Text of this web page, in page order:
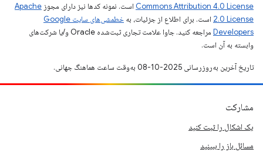
Commons Attribution 4.0 License است. نمونه کدها نیز دارای مجوز Apache
2.0 License است. برای اطلاع از جزئیات، به
خطمشی‌های سایت Google
Developers‏
مراجعه کنید. جاوا علامت تجاری ثبت‌شده Oracle و/یا شرکت‌های
وابسته به آن است.
تاریخ آخرین به‌روزرسانی 2025-10-08 به‌وقت ساعت هماهنگ جهانی.
مشارکت
یک اشکال را ثبت کنید
مسائل باز را ببینید